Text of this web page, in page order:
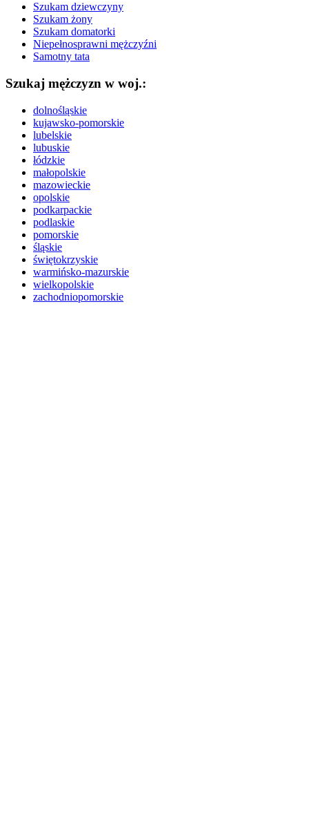
Szukam dziewczyny
Szukam żony
Szukam domatorki
Niepełnosprawni mężczyźni
Samotny tata
Szukaj mężczyzn w woj.:
dolnośląskie
kujawsko-pomorskie
lubelskie
lubuskie
łódzkie
małopolskie
mazowieckie
opolskie
podkarpackie
podlaskie
pomorskie
śląskie
świętokrzyskie
warmińsko-mazurskie
wielkopolskie
zachodniopomorskie